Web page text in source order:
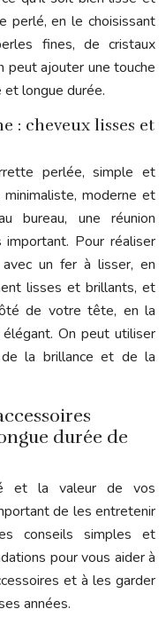
perlé, en le choisissant
fines, de cristaux
peut ajouter une touche
et longue durée.
: cheveux lisses et
perlée, simple et
moderne et
bureau, une réunion
important. Pour réaliser
un fer à lisser, en
lisses et brillants, et
de votre tête, en la
On peut utiliser
la brillance et de la
durée de
et la valeur de vos
de les entretenir
conseils simples et
pour vous aider à
et à les garder
années.